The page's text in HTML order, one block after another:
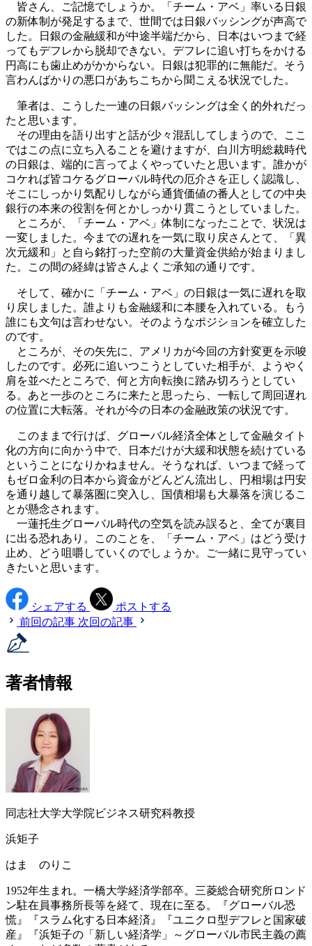
皆さん、ご記憶でしょうか。「チーム・アベ」率いる日銀
の新体制が発足するまで、世間では日銀バッシングが声高で
した。日銀の金融緩和が中途半端だから、日本はいつまで経
ってもデフレから脱却できない。デフレに追い打ちをかける
円高にも歯止めがかからない。日銀は犯罪的に無能だ。そう
言わんばかりの悪口があちこちから聞こえる状況でした。
筆者は、こうした一連の日銀バッシングは全く的外れだっ
たと思います。
その理由を語り出すと話が少々混乱してしまうので、ここ
ではこの点に立ち入ることを避けますが、白川方明総裁時代
の日銀は、端的に言ってよくやっていたと思います。誰かが
コケれば皆コケるグローバル時代の厄介さを正しく認識し、
そこにしっかり気配りしながら通貨価値の番人としての中央
銀行の本来の役割を何とかしっかり貫こうとしていました。
ところが、「チーム・アベ」体制になったことで、状況は
一変しました。今までの遅れを一気に取り戻さんとて、「異
次元緩和」と自ら銘打った空前の大量資金供給が始まりまし
た。この間の経緯は皆さんよくご承知の通りです。
そして、確かに「チーム・アベ」の日銀は一気に遅れを取
り戻しました。誰よりも金融緩和に本腰を入れている。もう
誰にも文句は言わせない。そのようなポジションを確立した
のです。
ところが、その矢先に、アメリカが今回の方針変更を示唆
したのです。必死に追いつこうとしていた相手が、ようやく
肩を並べたところで、何と方向転換に踏み切ろうとしてい
る。あと一歩のところに来たと思ったら、一転して周回遅れ
の位置に大転落。それが今の日本の金融政策の状況です。
このままで行けば、グローバル経済全体として金融タイト
化の方向に向かう中で、日本だけが大緩和状態を続けている
ということになりかねません。そうなれば、いつまで経って
もゼロ金利の日本から資金がどんどん流出し、円相場は円安
を通り越して暴落圏に突入し、国債相場も大暴落を演じるこ
とが懸念されます。
一蓮托生グローバル時代の空気を読み誤ると、全てが裏目
に出る恐れあり。このことを、「チーム・アベ」はどう受け
止め、どう咀嚼していくのでしょうか。ご一緒に見守ってい
きたいと思います。
シェアする
ポストする
前回の記事 次回の記事
著者情報
同志社大学大学院ビジネス研究科教授
浜矩子
はま のりこ
1952年生まれ。一橋大学経済学部卒。三菱総合研究所ロンド
ン駐在員事務所長等を経て、現在に至る。『グローバル恐
慌』『スラム化する日本経済』『ユニクロ型デフレと国家破
産』『浜矩子の「新しい経済学」～グローバル市民主義の薦